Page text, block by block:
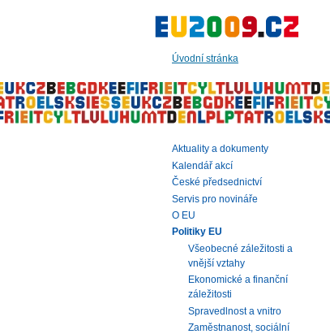
Úvodní stránka
hlavní
|
navigaci
|
vyhledávání
Aktuality a dokumenty
Kalendář akcí
České předsednictví
Servis pro novináře
O EU
Politiky EU
Všeobecné záležitosti a
vnější vztahy
Ekonomické a finanční
záležitosti
Spravedlnost a vnitro
Zaměstnanost, sociální